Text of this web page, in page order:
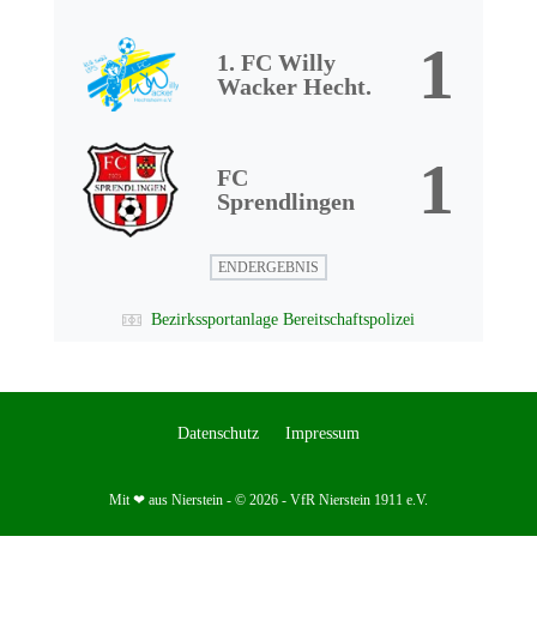
1. FC Willy
Wacker Hecht.
1
FC
Sprendlingen
1
ENDERGEBNIS
Bezirkssportanlage Bereitschaftspolizei
Datenschutz Impressum
Mit ❤ aus Nierstein - © 2026 - VfR Nierstein 1911 e.V.